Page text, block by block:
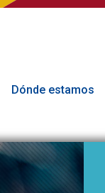
Dónde estamos